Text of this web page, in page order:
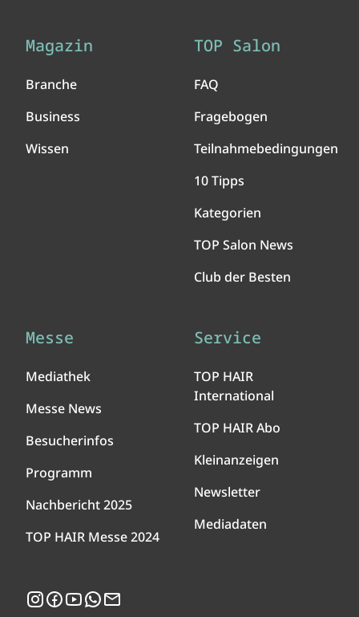
Magazin
Branche
Business
Wissen
TOP Salon
FAQ
Fragebogen
Teilnahmebedingungen
10 Tipps
Kategorien
TOP Salon News
Club der Besten
Messe
Mediathek
Messe News
Besucherinfos
Programm
Nachbericht 2025
TOP HAIR Messe 2024
Service
TOP HAIR
International
TOP HAIR Abo
Kleinanzeigen
Newsletter
Mediadaten
Instagram
Facebook
YouTubeWhatsApp